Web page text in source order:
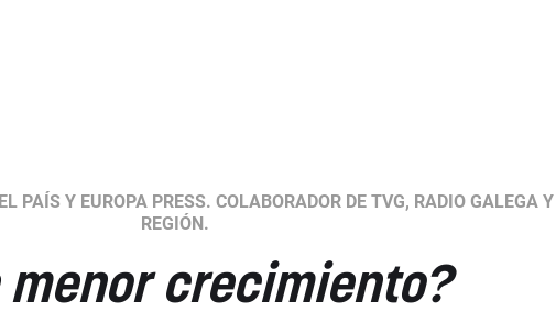
PAÍS Y EUROPA PRESS. COLABORADOR DE TVG, RADIO GALEGA
REGIÓN.
menor crecimiento?